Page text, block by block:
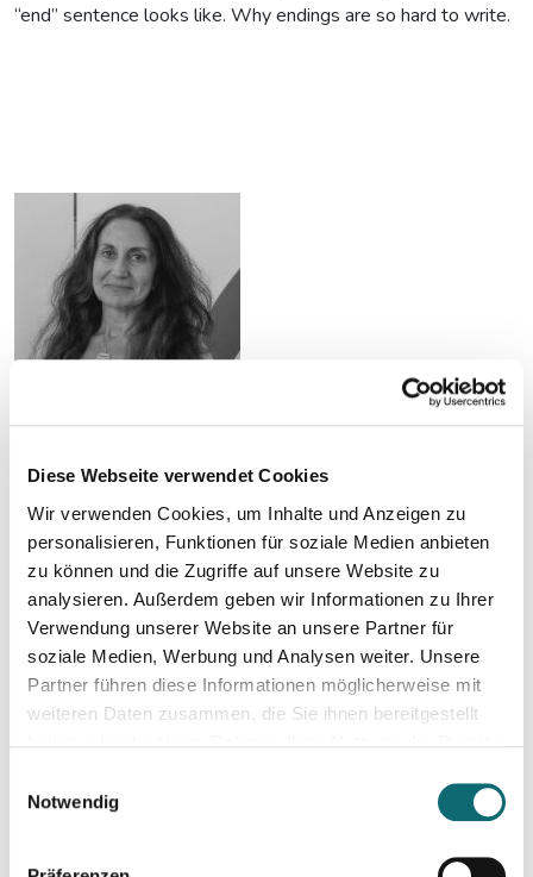
Diese Webseite verwendet Cookies
Wir verwenden Cookies, um Inhalte und Anzeigen zu
personalisieren, Funktionen für soziale Medien anbieten
zu können und die Zugriffe auf unsere Website zu
analysieren. Außerdem geben wir Informationen zu Ihrer
Verwendung unserer Website an unsere Partner für
soziale Medien, Werbung und Analysen weiter. Unsere
Partner führen diese Informationen möglicherweise mit
weiteren Daten zusammen, die Sie ihnen bereitgestellt
Notwendig
“end” sentence looks like. Why endings are so hard to write.
Lauren Kessler
Journalist and Author
Lauren Kessler(laurenkessler.com ) is an American
journalist and the award-winning author of 11 books who
combines lively narrative with deep research to explore
everything from the gritty world of a maximum-security
prison to the grueling world of professional ballet; from the
mother-daughter relationship to the full court press of